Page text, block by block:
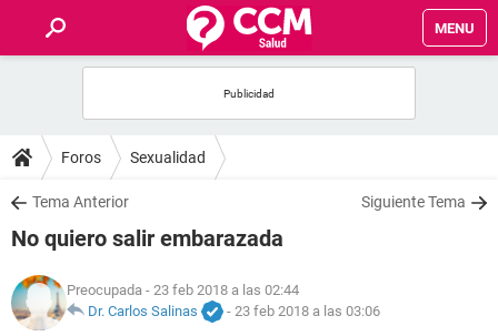
MENU
FOROS
SALUD
FAMILIA
NUTRICIÓN
Foros Sexualidad
Tema Anterior Siguiente Tema
No quiero salir embarazada
Preocupada - 23 feb 2018 a las 02:44
Dr. Carlos Salinas
- 23 feb 2018 a las 03:06